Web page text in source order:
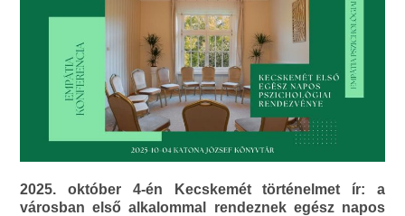
2025. október 4-én Kecskemét történelmet ír: a
városban első alkalommal rendeznek egész napos